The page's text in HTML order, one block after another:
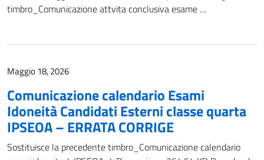
timbro_Comunicazione attvita conclusiva esame …
Maggio 18, 2026
Comunicazione calendario Esami
Idoneità Candidati Esterni classe quarta
IPSEOA – ERRATA CORRIGE
Sostituisce la precedente timbro_Comunicazione calendario